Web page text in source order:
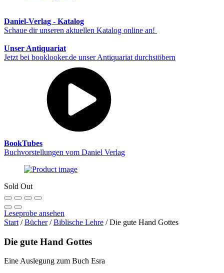
Daniel-Verlag - Katalog
Schaue dir unseren aktuellen Katalog online an!
Unser Antiquariat
Jetzt bei booklooker.de unser Antiquariat durchstöbern
BookTubes
Buchvorstellungen vom Daniel Verlag
Sold Out
Leseprobe ansehen
Start /Bücher/Biblische Lehre / Die gute Hand Gottes
Die gute Hand Gottes
Eine Auslegung zum Buch Esra